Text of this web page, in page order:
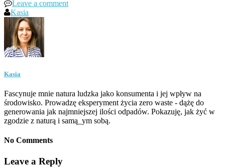
Leave a comment
Kasia
Kasia
Fascynuje mnie natura ludzka jako konsumenta i jej wpływ na
środowisko. Prowadzę eksperyment życia zero waste - dążę do
generowania jak najmniejszej ilości odpadów. Pokazuję, jak żyć w
zgodzie z naturą i samą_ym sobą.
No Comments
Leave a Reply